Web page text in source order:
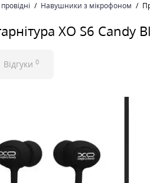
Навушники з мікрофоном
XO S6 Candy
Відгуки 0